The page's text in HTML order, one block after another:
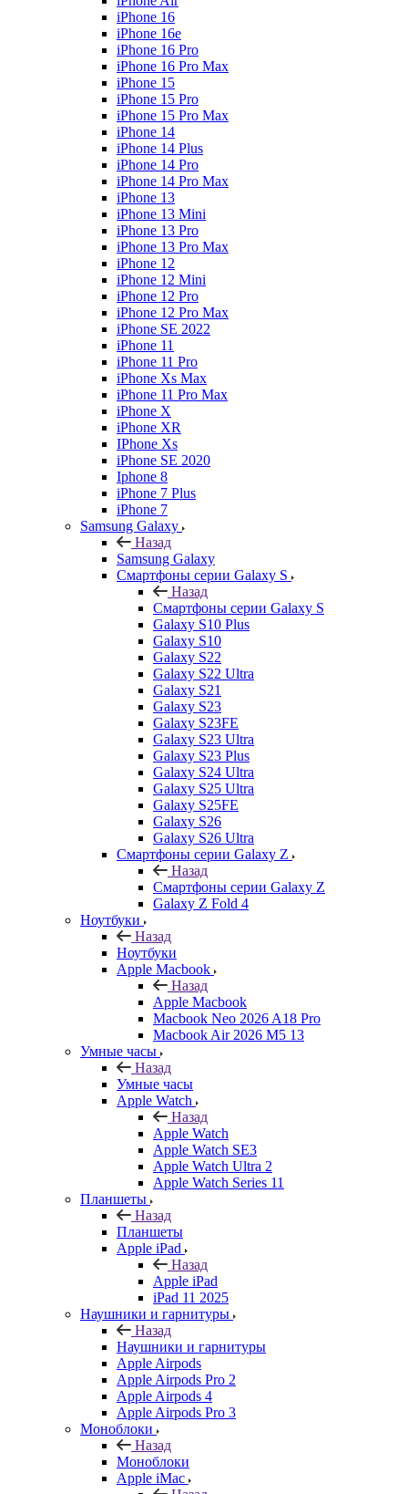
iPhone 16
iPhone 16e
iPhone 16 Pro
iPhone 16 Pro Max
iPhone 15
iPhone 15 Pro
iPhone 15 Pro Max
iPhone 14
iPhone 14 Plus
iPhone 14 Pro
iPhone 14 Pro Max
iPhone 13
iPhone 13 Mini
iPhone 13 Pro
iPhone 13 Pro Max
iPhone 12
iPhone 12 Mini
iPhone 12 Pro
iPhone 12 Pro Max
iPhone SE 2022
iPhone 11
iPhone 11 Pro
iPhone Xs Max
iPhone 11 Pro Max
iPhone X
iPhone XR
IPhone Xs
iPhone SE 2020
Iphone 8
iPhone 7 Plus
iPhone 7
Samsung Galaxy
Назад
Samsung Galaxy
Смартфоны серии Galaxy S
Назад
Смартфоны серии Galaxy S
Galaxy S10 Plus
Galaxy S10
Galaxy S22
Galaxy S22 Ultra
Galaxy S21
Galaxy S23
Galaxy S23FE
Galaxy S23 Ultra
Galaxy S23 Plus
Galaxy S24 Ultra
Galaxy S25 Ultra
Galaxy S25FE
Galaxy S26
Galaxy S26 Ultra
Смартфоны серии Galaxy Z
Назад
Смартфоны серии Galaxy Z
Galaxy Z Fold 4
Ноутбуки
Назад
Ноутбуки
Apple Macbook
Назад
Apple Macbook
Macbook Neo 2026 A18 Pro
Macbook Air 2026 M5 13
Умные часы
Назад
Умные часы
Apple Watch
Назад
Apple Watch
Apple Watch SE3
Apple Watch Ultra 2
Apple Watch Series 11
Планшеты
Назад
Планшеты
Apple iPad
Назад
Apple iPad
iPad 11 2025
Наушники и гарнитуры
Назад
Наушники и гарнитуры
Apple Airpods
Apple Airpods Pro 2
Apple Airpods 4
Apple Airpods Pro 3
Моноблоки
Назад
Моноблоки
Apple iMac